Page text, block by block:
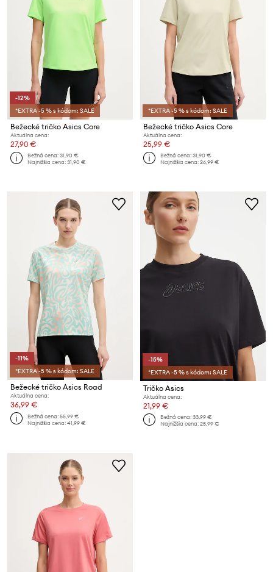
-12%
*EXTRA -5 % s kódom: SALE
Bežecké tričko Asics Core
Aktuálna cena:
27,90 €
Bežná cena:31,90 €
Najnižšia cena:31,90 €
*EXTRA -5 % s kódom: SALE
Bežecké tričko Asics Core
Aktuálna cena:
25,99 €
Bežná cena:31,90 €
Najnižšia cena:26,99 €
-11%
*EXTRA -5 % s kódom: SALE
Bežecké tričko Asics Road
Aktuálna cena:
36,99 €
Bežná cena:55,99 €
Najnižšia cena:41,99 €
-15%
*EXTRA -5 % s kódom: SALE
Tričko Asics
Aktuálna cena:
21,99 €
Bežná cena:33,99 €
Najnižšia cena:25,99 €